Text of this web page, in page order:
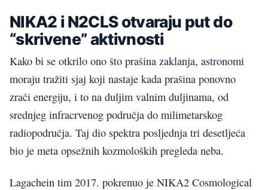
NIKA2 i N2CLS otvaraju put do
“skrivene” aktivnosti
Kako bi se otkrilo ono što prašina zaklanja, astronomi
moraju tražiti sjaj koji nastaje kada prašina ponovno
zrači energiju, i to na duljim valnim duljinama, od
srednjeg infracrvenog područja do milimetarskog
radiopodručja. Taj dio spektra posljednja tri desetljeća
bio je meta opsežnih kozmoloških pregleda neba.
Lagachein tim 2017. pokrenuo je NIKA2 Cosmological